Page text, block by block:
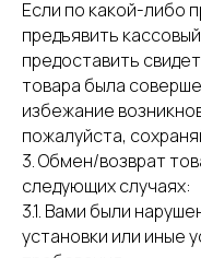
Если по какой-либо
предъявить
предоставить
товара была
избежание
пожалуйста,
3. Обмен/возврат
следующих случаях:
3.1. Вами были
установки или иные